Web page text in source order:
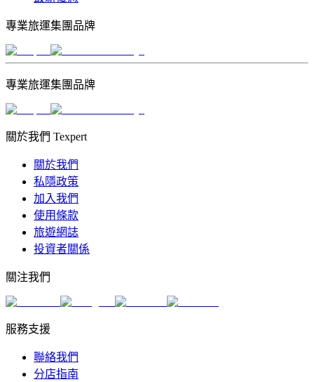
專業旅運集團品牌
專業旅運集團品牌
關於我們 Texpert
關於我們
私隱政策
加入我們
使用條款
旅遊網誌
投資者關係
關注我們
服務支援
聯絡我們
分店指南